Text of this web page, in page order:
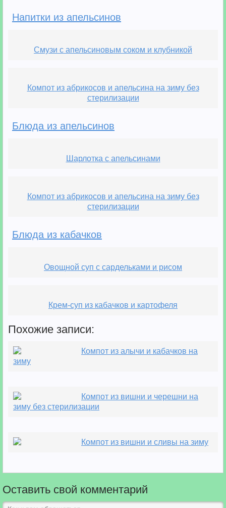
Напитки из апельсинов
Смузи с апельсиновым соком и клубникой
Компот из абрикосов и апельсина на зиму без
стерилизации
Блюда из апельсинов
Шарлотка с апельсинами
Компот из абрикосов и апельсина на зиму без
стерилизации
Блюда из кабачков
Овощной суп с сардельками и рисом
Крем-суп из кабачков и картофеля
Похожие записи:
Компот из алычи и кабачков на
зиму
Компот из вишни и черешни на
зиму без стерилизации
Компот из вишни и сливы на зиму
Оставить свой комментарий